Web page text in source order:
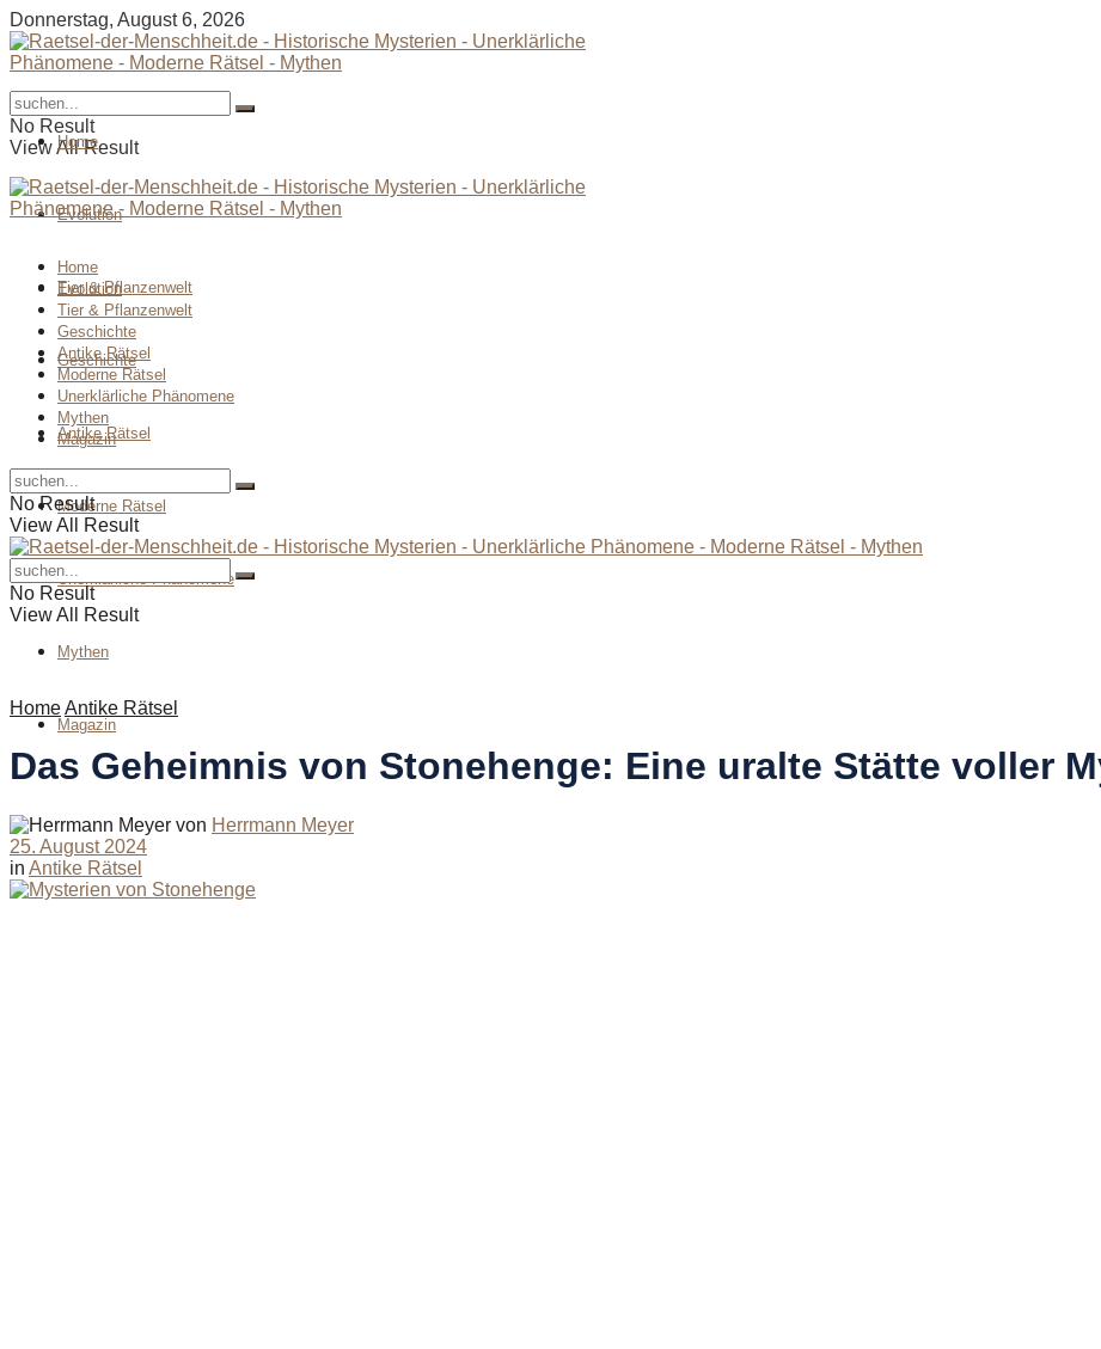
Donnerstag, August 6, 2026
No Result
View All Result
Home
Evolution
Tier & Pflanzenwelt
Geschichte
Antike Rätsel
Moderne Rätsel
Unerklärliche Phänomene
Mythen
Magazin
Home
Evolution
Tier & Pflanzenwelt
Geschichte
Antike Rätsel
Moderne Rätsel
Unerklärliche Phänomene
Mythen
Magazin
No Result
View All Result
No Result
View All Result
HomeAntike Rätsel
Das Geheimnis von Stonehenge: Eine uralte Stätte voller
von Herrmann Meyer
25. August 2024
in Antike Rätsel